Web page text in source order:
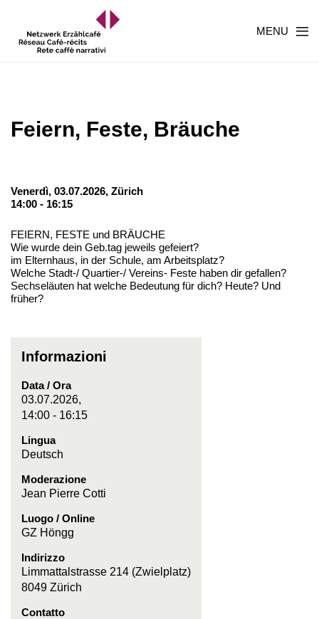
MENU
Feiern, Feste, Bräuche
Venerdì, 03.07.2026, Zürich
14:00 - 16:15
FEIERN, FESTE und BRÄUCHE
Wie wurde dein Geb.tag jeweils gefeiert?
im Elternhaus, in der Schule, am Arbeitsplatz?
Welche Stadt-/ Quartier-/ Vereins- Feste haben dir gefallen?
Sechseläuten hat welche Bedeutung für dich? Heute? Und
früher?
Informazioni
Data / Ora
03.07.2026,
14:00 - 16:15
Lingua
Deutsch
Moderazione
Jean Pierre Cotti
Luogo / Online
GZ Höngg
Indirizzo
Limmattalstrasse 214 (Zwielplatz)
8049 Zürich
Contatto